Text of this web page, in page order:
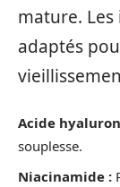
mature.
adaptés
Acide
souplesse.
Niacinamide :